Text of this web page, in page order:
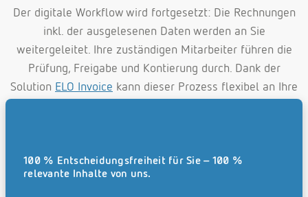
100 % Entscheidungsfreiheit für Sie – 100 %
relevante Inhalte von uns.
Der digitale Workflow wird fortgesetzt: Die Rechnungen
inkl. der ausgelesenen Daten werden an Sie
weitergeleitet. Ihre zuständigen Mitarbeiter führen die
Prüfung, Freigabe und Kontierung durch. Dank der
Solution ELO Invoice kann dieser Prozess flexibel an Ihre
gebuchtem Wareneingang (ERP-System) komplett automatisiert
verarbeiten. Jegliche Prüfungs- und Freigabeszenarien können bei